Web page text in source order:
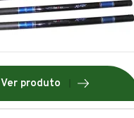
Ver produto